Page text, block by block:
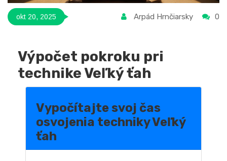
okt 20, 2025 Arpád Hrnčiarsky 0
Výpočet pokroku pri
technike Veľký ťah
Vypočítajte svoj čas
osvojenia techniky Veľký
ťah